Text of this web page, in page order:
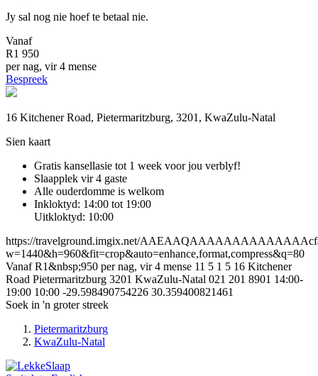
Jy sal nog nie hoef te betaal nie.
Vanaf
R1 950
per nag, vir 4 mense
Bespreek
16 Kitchener Road, Pietermaritzburg, 3201, KwaZulu-Natal
Sien kaart
Gratis kansellasie tot 1 week voor jou verblyf!
Slaapplek vir 4 gaste
Alle ouderdomme is welkom
Inkloktyd: 14:00 tot 19:00
Uitkloktyd: 10:00
https://travelground.imgix.net/
w=1440&h=960&fit=crop&auto=enhance,format,compress&q=80
Vanaf R1&nbsp;950 per nag, vir 4 mense 11 5 1 5 16 Kitchener
Road Pietermaritzburg 3201 KwaZulu-Natal 021 201 8901 14:00-
19:00 10:00 -29.598490754226 30.359400821461
Soek in 'n groter streek
Pietermaritzburg
KwaZulu-Natal